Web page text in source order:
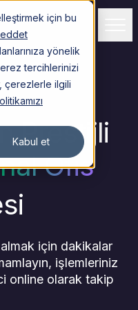
için bu
yönelik
tercihlerinizi
çerezlerle ilgili
Kabul et
Prestijli
Ofis
için dakikalar
işlemleriniz
online olarak takip